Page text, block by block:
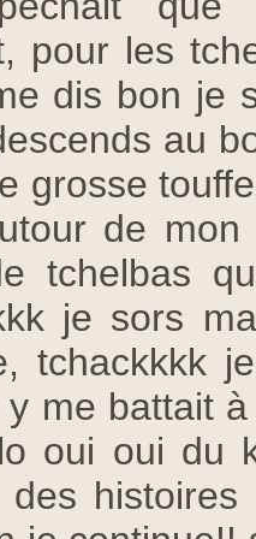
pour les
dis bon je
au
grosse
de
tchelbas
je sors
tchackkkk
me battait
oui oui du
des